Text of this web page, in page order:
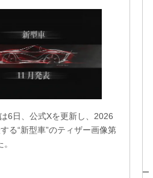
6日、公式Xを更新し、2026
る“新型車”のティザー画像第